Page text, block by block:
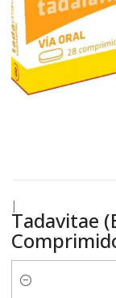
|
Tadavitae
Cantidad